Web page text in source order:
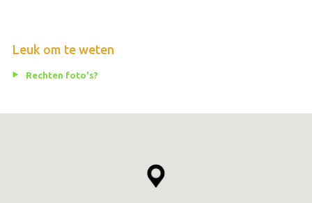
Leuk om te weten
Rechten foto's?